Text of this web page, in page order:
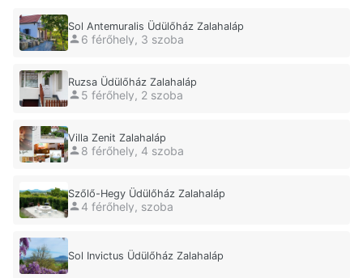
Sol Antemuralis Üdülőház Zalahaláp
6 férőhely, 3 szoba
Ruzsa Üdülőház Zalahaláp
5 férőhely, 2 szoba
Villa Zenit Zalahaláp
8 férőhely, 4 szoba
Szőlő-Hegy Üdülőház Zalahaláp
4 férőhely, szoba
Sol Invictus Üdülőház Zalahaláp